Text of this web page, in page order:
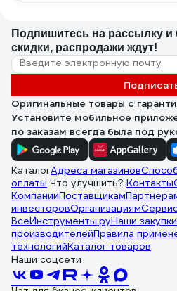
Подпишитесь на рассылку и
скидки, распродажи ждут!
Оригинальные товары с
Установите мобильное
по заказам всегда была под
КаталогАдреса магазинов
оплаты Что улучшить? Контакты
КомпанииПоставщикам
инвесторовОрганизациям
ВсеИнструменты.руНаши закупки
производителейПравила
технологийКаталог товаров
Наши соцсети